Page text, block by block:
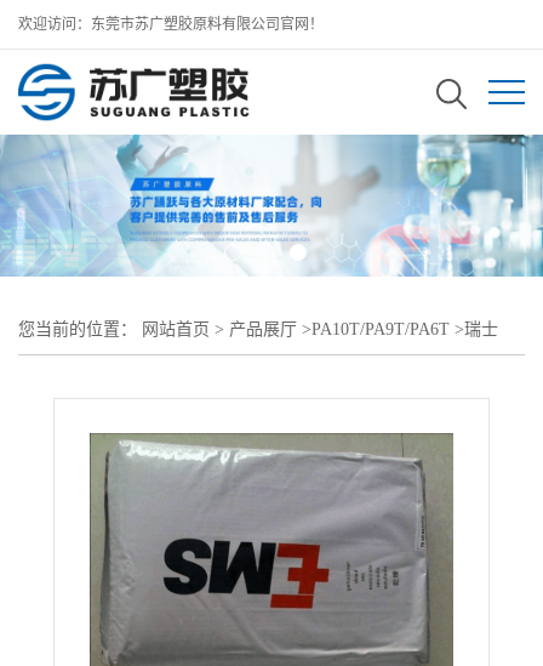
欢迎访问：东莞市苏广塑胶原料有限公司官网！
您当前的位置： 网站首页 > 产品展厅 >PA10T/PA9T/PA6T >瑞士